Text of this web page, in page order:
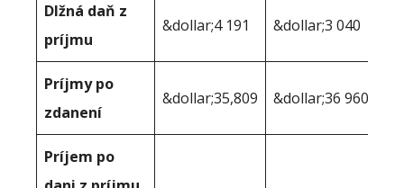
Dlžná daň z
príjmu
&dollar;4 191 &dollar;3 040
Príjmy po
zdanení
&dollar;35,809 &dollar;36 960
Príjem po